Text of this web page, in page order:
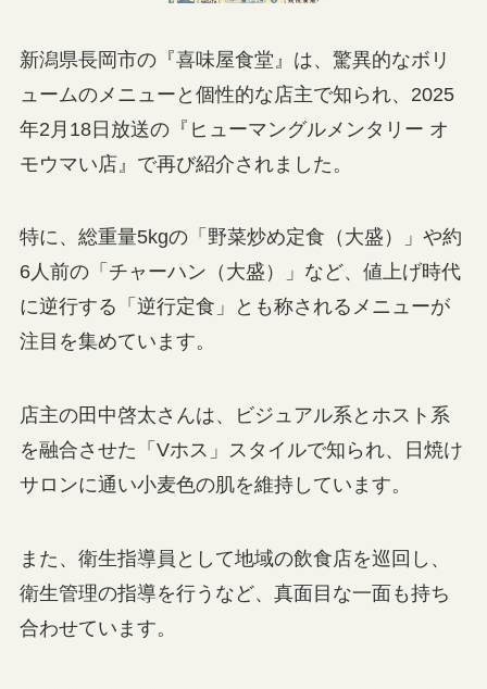
新潟県長岡市の『喜味屋食堂』は、驚異的なボリ
ュームのメニューと個性的な店主で知られ、2025
年2月18日放送の『ヒューマングルメンタリー オ
モウマい店』で再び紹介されました。
特に、総重量5kgの「野菜炒め定食（大盛）」や約
6人前の「チャーハン（大盛）」など、値上げ時代
に逆行する「逆行定食」とも称されるメニューが
注目を集めています。
店主の田中啓太さんは、ビジュアル系とホスト系
を融合させた「Vホス」スタイルで知られ、日焼け
サロンに通い小麦色の肌を維持しています。
また、衛生指導員として地域の飲食店を巡回し、
衛生管理の指導を行うなど、真面目な一面も持ち
合わせています。